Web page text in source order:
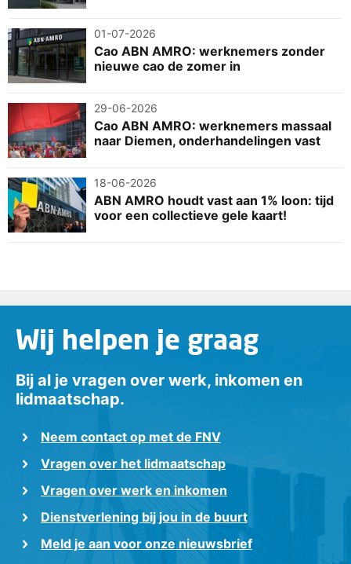
01-07-2026
Cao ABN AMRO: werknemers zonder
nieuwe cao de zomer in
29-06-2026
Cao ABN AMRO: werknemers massaal
naar Diemen, onderhandelingen vast
18-06-2026
ABN AMRO houdt vast aan 1% loon: tijd
voor een collectieve gele kaart!
Wij helpen je graag
Bij al je vragen over werk, inkomen en
lidmaatschap.
Neem contact op met de FNV
Vragen over het lidmaatschap
Vragen over werk en inkomen
Dienstverlening bij jou in de buurt
Meld je aan voor onze nieuwsbrief